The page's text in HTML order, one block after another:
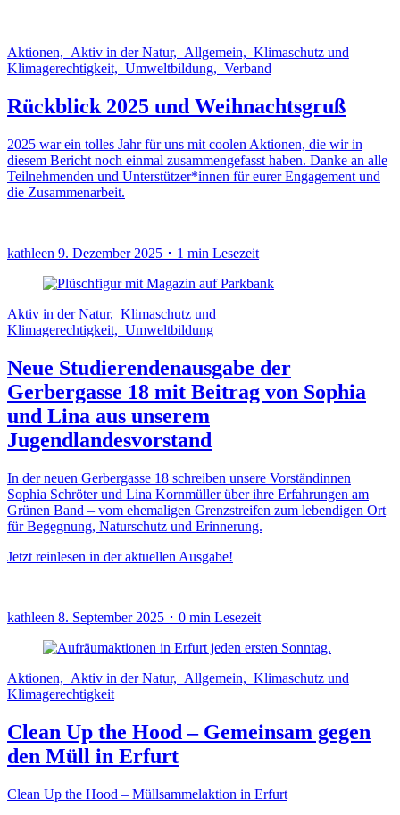
Aktionen, Aktiv in der Natur, Allgemein, Klimaschutz und
Klimagerechtigkeit, Umweltbildung, Verband
Rückblick 2025 und Weihnachtsgruß
2025 war ein tolles Jahr für uns mit coolen Aktionen, die wir in
diesem Bericht noch einmal zusammengefasst haben. Danke an alle
Teilnehmenden und Unterstützer*innen für eurer Engagement und
die Zusammenarbeit.
kathleen 9. Dezember 2025 ･ 1 min Lesezeit
Aktiv in der Natur, Klimaschutz und
Klimagerechtigkeit, Umweltbildung
Neue Studierendenausgabe der
Gerbergasse 18 mit Beitrag von Sophia
und Lina aus unserem
Jugendlandesvorstand
In der neuen Gerbergasse 18 schreiben unsere Vorständinnen
Sophia Schröter und Lina Kornmüller über ihre Erfahrungen am
Grünen Band – vom ehemaligen Grenzstreifen zum lebendigen Ort
für Begegnung, Naturschutz und Erinnerung.
Jetzt reinlesen in der aktuellen Ausgabe!
kathleen 8. September 2025 ･ 0 min Lesezeit
Aktionen, Aktiv in der Natur, Allgemein, Klimaschutz und
Klimagerechtigkeit
Clean Up the Hood – Gemeinsam gegen
den Müll in Erfurt
Clean Up the Hood – Müllsammelaktion in Erfurt